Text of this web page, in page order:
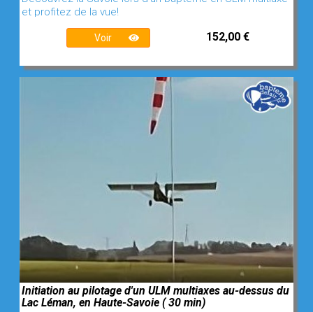
et profitez de la vue!
Voir 152,00 €
Initiation au pilotage d'un ULM multiaxes au-dessus du
Lac Léman, en Haute-Savoie ( 30 min)